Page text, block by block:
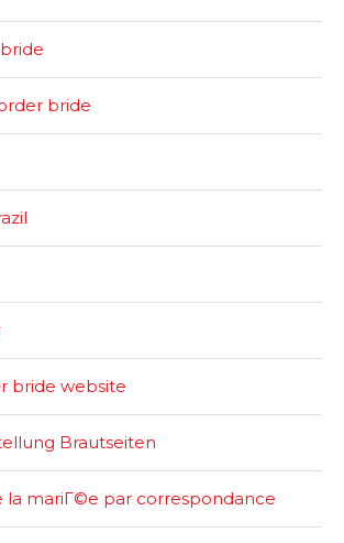
bride
bride website
Brautseiten
la mariГ©e par correspondance